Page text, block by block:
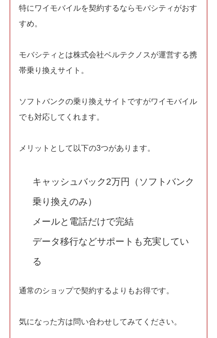
特にワイモバイルを契約するならモバシティがおす
すめ。
モバシティとは株式会社ベルテクノスが運営する携
帯乗り換えサイト。
ソフトバンクの乗り換えサイトですがワイモバイル
でも対応してくれます。
メリットとして以下の3つがあります。
キャッシュバック2万円（ソフトバンク
乗り換えのみ）
メールと電話だけで完結
データ移行などサポートも充実してい
る
通常のショップで契約するよりもお得です。
気になった方は問い合わせしてみてください。